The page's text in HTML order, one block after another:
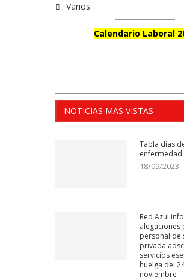
Varios
Calendario Laboral
NOTICIAS MAS VISTAS
Tabla días
18/09/2023
Red Azul
alegaciones
personal de
privada
servicios
huelga del
noviembre